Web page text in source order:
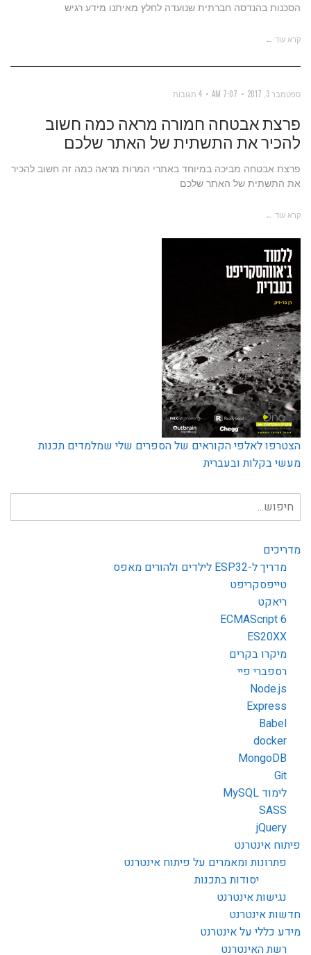
הסכנות בהנדסה חברתית שנועדה לחלץ מאיתנו מידע רגיש
קרא עוד ←
ספטמבר 3, 2017 7:07 AM 4 תגובות
פרצת אבטחה חמורה מראה כמה חשוב
להכיר את התשתית של האתר שלכם
פרצת אבטחה מביכה במיוחד באתרי המרות מראה כמה זה חשוב להכיר
את התשתית של האתר שלכם
קרא עוד ←
הצטרפו לאלפי הקוראים של הספרים שלי שמלמדים תכנות
מעשי בקלות ובעברית
חיפוש
עבור:
מדריכים
מדריך ל-ESP32 לילדים ולהורים מאפס
טייפסקריפט
ריאקט
ECMAScript 6
ES20XX
מיקרו בקרים
רספברי פיי
Node.js
Express
Babel
docker
MongoDB
Git
לימוד MySQL
SASS
jQuery
פיתוח אינטרנט
פתרונות ומאמרים על פיתוח אינטרנט
יסודות בתכנות
נגישות אינטרנט
חדשות אינטרנט
מידע כללי על אינטרנט
רשת האינטרנט